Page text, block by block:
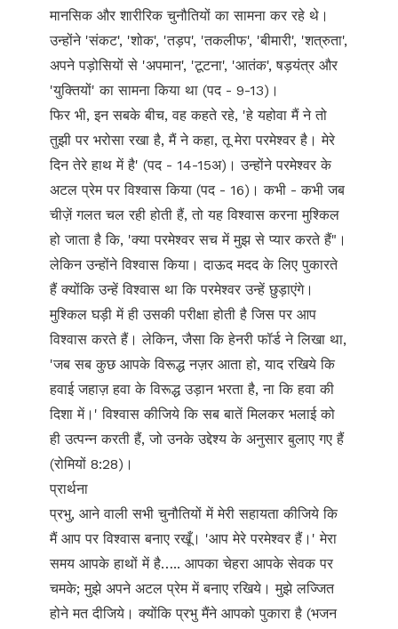
मानसिक और शारीरिक चुनौतियों का सामना कर रहे थे।
उन्होंने 'संकट', 'शोक', 'तड़प', 'तकलीफ', 'बीमारी', 'शत्रुता',
अपने पड़ोसियों से 'अपमान', 'टूटना', 'आतंक', षड़यंत्र और
'युक्तियों' का सामना किया था (पद - 9-13)।
फिर भी, इन सबके बीच, वह कहते रहे, 'हे यहोवा मैं ने तो
तुझी पर भरोसा रखा है, मैं ने कहा, तू मेरा परमेश्वर है। मेरे
दिन तेरे हाथ में है' (पद - 14-15अ)। उन्होंने परमेश्वर के
अटल प्रेम पर विश्वास किया (पद - 16)। कभी - कभी जब
चीज़ें गलत चल रही होती हैं, तो यह विश्वास करना मुश्किल
हो जाता है कि, 'क्या परमेश्वर सच में मुझ से प्यार करते हैं"।
लेकिन उन्होंने विश्वास किया। दाऊद मदद के लिए पुकारते
हैं क्योंकि उन्हें विश्वास था कि परमेश्वर उन्हें छुड़ाएंगे।
मुश्किल घड़ी में ही उसकी परीक्षा होती है जिस पर आप
विश्वास करते हैं। लेकिन, जैसा कि हेनरी फॉर्ड ने लिखा था,
'जब सब कुछ आपके विरूद्ध नज़र आता हो, याद रखिये कि
हवाई जहाज़ हवा के विरूद्ध उड़ान भरता है, ना कि हवा की
दिशा में।' विश्वास कीजिये कि सब बातें मिलकर भलाई को
ही उत्पन्न करती हैं, जो उनके उद्देश्य के अनुसार बुलाए गए हैं
(रोमियों 8:28)।
प्रार्थना
प्रभु, आने वाली सभी चुनौतियों में मेरी सहायता कीजिये कि
मैं आप पर विश्वास बनाए रखूँ। 'आप मेरे परमेश्वर हैं।' मेरा
समय आपके हाथों में है….. आपका चेहरा आपके सेवक पर
चमके; मुझे अपने अटल प्रेम में बनाए रखिये। मुझे लज्जित
होने मत दीजिये। क्योंकि प्रभु मैंने आपको पुकारा है (भजन